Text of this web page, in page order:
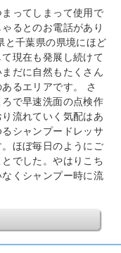
ってしまって使用で
るとのお電話があり
と千葉県の県境にほど
現在も発展し続けて
だに自然もたくさん
るエリアです。 さ
で早速洗面の点検作
流れていく気配はあ
シャンプードレッサ
ほぼ毎日のようにご
でした。やはりこち
くシャンプー時に流